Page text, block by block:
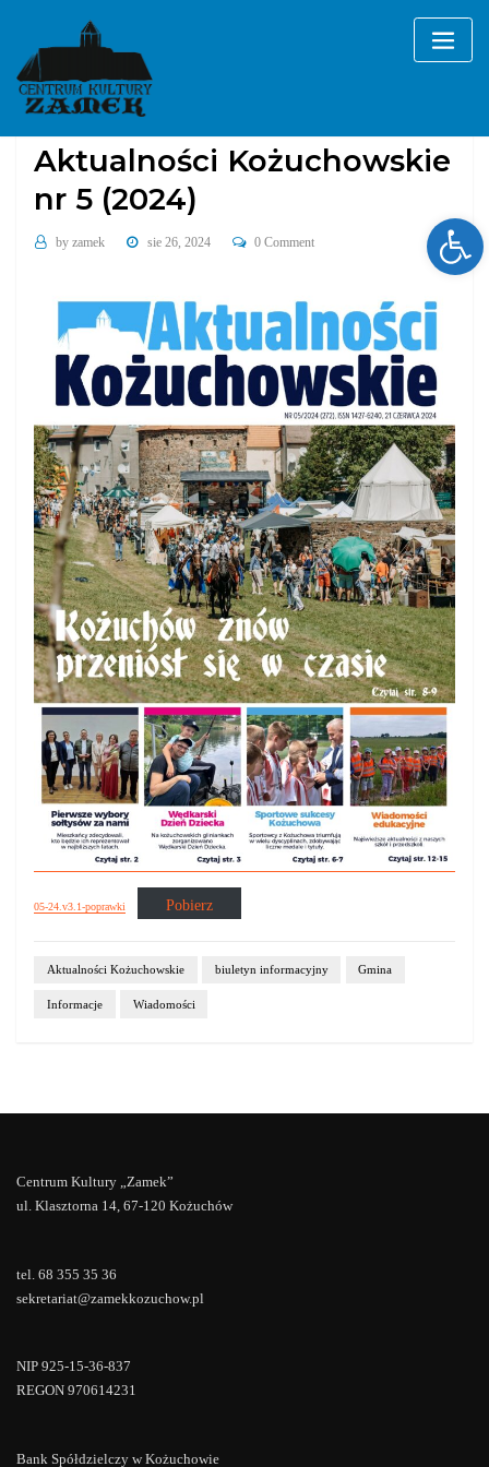
content
2024 Aktualności Kożuchowskie
Aktualności Kożuchowskie
nr 5 (2024)
by zamek sie 26, 2024 0 Comment
05-24.v3.1-poprawki Pobierz
Aktualności Kożuchowskie biuletyn informacyjny Gmina
Informacje Wiadomości
Centrum Kultury „Zamek”
ul. Klasztorna 14, 67-120 Kożuchów
tel. 68 355 35 36
sekretariat@zamekkozuchow.pl
NIP 925-15-36-837
REGON 970614231
Bank Spółdzielczy w Kożuchowie